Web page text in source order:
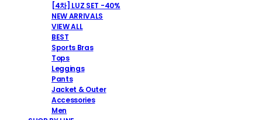
[4차] LUZ SET -40%
NEW ARRIVALS
VIEW ALL
BEST
Sports Bras
Tops
Leggings
Pants
Jacket & Outer
Accessories
Men